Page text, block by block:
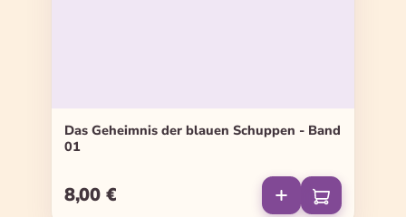
Das Geheimnis der blauen Schuppen - Band
01
Regulärer Preis:
8,00 €